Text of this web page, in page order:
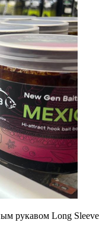
рукавом Long